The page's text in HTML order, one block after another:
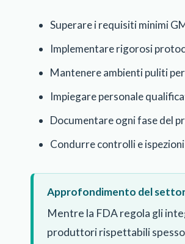
Superare i requisiti minimi
Implementare rigorosi
Mantenere ambienti puliti
Impiegare personale
Documentare ogni fase del
Condurre controlli e
Approfondimento del
Mentre la FDA regola gli
produttori rispettabili